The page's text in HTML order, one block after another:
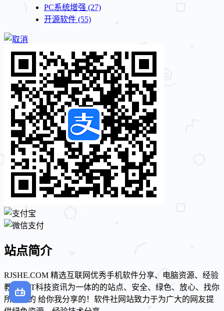
PC系统增强 (27)
开源软件 (55)
站点简介
RJSHE.COM 精选互联网优秀手机软件分享、电脑资源、经验
教程、IT科技资讯为一体的的站点、安全、绿色、放心、找你
所需要的 给你我分享的！软件社网站致力于为广大的网友提